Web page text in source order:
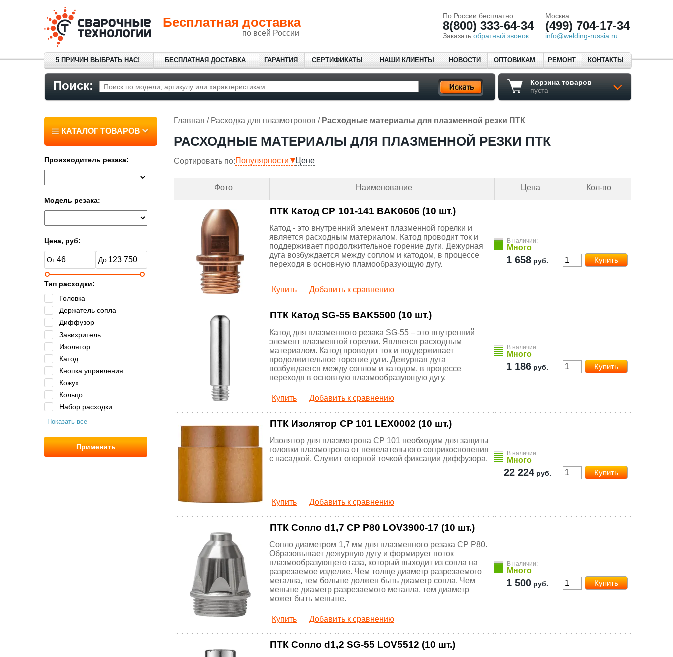
Бесплатная доставка
по всей России
По России бесплатно
8(800) 333-64-34
Заказать обратный звонок
Москва
(499) 704-17-34
info@welding-russia.ru
5 ПРИЧИН ВЫБРАТЬ НАС! БЕСПЛАТНАЯ ДОСТАВКА ГАРАНТИЯ СЕРТИФИКАТЫ НАШИ КЛИЕНТЫ НОВОСТИ ОПТОВИКАМ РЕМОНТ КОНТАКТЫ
Поиск:
Корзина товаров
пуста
Главная / Расходка для плазмотронов / Расходные материалы для плазменной резки ПТК
РАСХОДНЫЕ МАТЕРИАЛЫ ДЛЯ ПЛАЗМЕННОЙ РЕЗКИ ПТК
Сортировать по:Популярности Цене
Фото Наименование Цена Кол-во
ПТК Катод CP 101-141 BAK0606 (10 шт.)
Катод - это внутренний элемент плазменной горелки и
является расходным материалом. Катод проводит ток и
поддерживает продолжительное горение дуги. Дежурная
дуга возбуждается между соплом и катодом, в процессе
переходя в основную пламообразующую дугу.
Купить Добавить к сравнению
В наличии:
Много
1 658 руб.
ПТК Катод SG-55 BAK5500 (10 шт.)
Катод для плазменного резака SG-55 – это внутренний
элемент плазменной горелки. Является расходным
материалом. Катод проводит ток и поддерживает
продолжительное горение дуги. Дежурная дуга
возбуждается между соплом и катодом, в процессе
переходя в основную плазмообразующую дугу.
Купить Добавить к сравнению
В наличии:
Много
1 186 руб.
ПТК Изолятор CP 101 LEX0002 (10 шт.)
Изолятор для плазмотрона CP 101 необходим для защиты
головки плазмотрона от нежелательного соприкосновения
с насадкой. Служит опорной точкой фиксации диффузора.
Купить Добавить к сравнению
В наличии:
Много
22 224руб.
ПТК Сопло d1,7 CP P80 LOV3900-17 (10 шт.)
Сопло диаметром 1,7 мм для плазменного резака CP P80.
Образовывает дежурную дугу и формирует поток
плазмообразующего газа, который выходит из сопла на
разрезаемое изделие. Чем толще диаметр разрезаемого
металла, тем больше должен быть диаметр сопла. Чем
меньше диаметр разрезаемого металла, тем диаметр
может быть меньше.
Купить Добавить к сравнению
В наличии:
Много
1 500 руб.
ПТК Сопло d1,2 SG-55 LOV5512 (10 шт.)
КАТАЛОГ ТОВАРОВ
Производитель резака:
Модель резака:
Цена, руб:
Тип расходки:
Головка
Держатель сопла
Диффузор
Завихритель
Изолятор
Катод
Кнопка управления
Кожух
Кольцо
Набор расходки
Показать все
Применить